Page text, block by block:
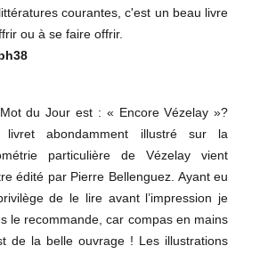
courantes, c'est un beau livre
ou à se faire offrir.
du Jour est : « Encore Vézelay »?
livret abondamment illustré sur la
particulière de Vézelay vient
édité par Pierre Bellenguez. Ayant eu
de le lire avant l’impression je
le recommande, car compas en mains
de la belle ouvrage ! Les illustrations